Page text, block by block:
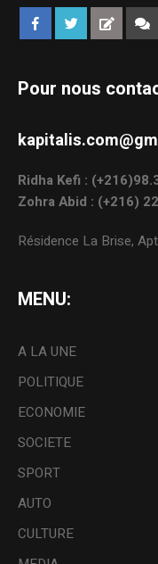
Pour nous
Ridha Kefi :
Zohra Abid : (+216)
Résidence La Brise,
MENU:
A LA UNE
POLITIQUE
ECONOMIE
SOCIETE
SPORT
AUTO
CULTURE